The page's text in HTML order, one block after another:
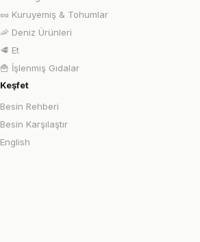
🥜 Kuruyemiş & Tohumlar
🦐 Deniz Ürünleri
🥩 Et
🍟 İşlenmiş Gıdalar
Keşfet
Besin Rehberi
Besin Karşılaştır
English